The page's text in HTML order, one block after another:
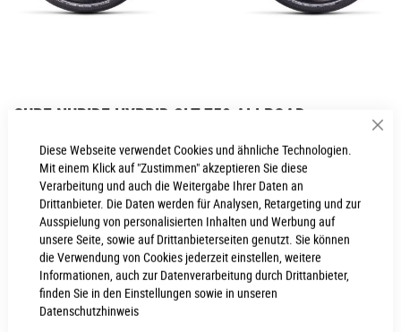
Diese Webseite verwendet Cookies und ähnliche Technologien.
Mit einem Klick auf "Zustimmen" akzeptieren Sie diese
Verarbeitung und auch die Weitergabe Ihrer Daten an
Drittanbieter. Die Daten werden für Analysen, Retargeting und zur
Ausspielung von personalisierten Inhalten und Werbung auf
unsere Seite, sowie auf Drittanbieterseiten genutzt. Sie können
die Verwendung von Cookies jederzeit einstellen, weitere
Informationen, auch zur Datenverarbeitung durch Drittanbieter,
finden Sie in den Einstellungen sowie in unseren
Datenschutzhinweis
Bildgalerie
springen
CUBE NURIDE HYBRID SLT 750 ALLROAD
Inkl. MwSt., nur Abholung möglich
PROBEFAHRT VEREINBAREN
Produktanfrage stellen